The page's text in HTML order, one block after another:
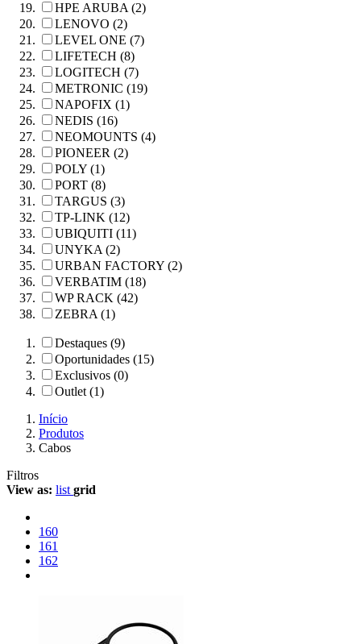
HPE ARUBA (2)
LENOVO (2)
LEVEL ONE (7)
LIFETECH (8)
LOGITECH (7)
METRONIC (19)
NAPOFIX (1)
NEDIS (16)
NEOMOUNTS (4)
PIONEER (2)
POLY (1)
PORT (8)
TARGUS (3)
TP-LINK (12)
UBIQUITI (11)
UNYKA (2)
URBAN FACTORY (2)
VERBATIM (18)
WP RACK (42)
ZEBRA (1)
Destaques (9)
Oportunidades (15)
Exclusivos (0)
Outlet (1)
Início
Produtos
Cabos
Filtros
View as: list grid
160
161
162